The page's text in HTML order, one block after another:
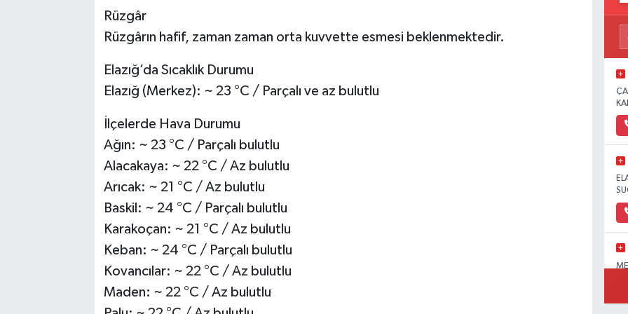
Rüzgâr
Rüzgârın hafif, zaman zaman orta kuvvette esmesi beklenmektedir.
Elazığ’da Sıcaklık Durumu
Elazığ (Merkez): ~ 23 °C / Parçalı ve az bulutlu
İlçelerde Hava Durumu
Ağın: ~ 23 °C / Parçalı bulutlu
Alacakaya: ~ 22 °C / Az bulutlu
Arıcak: ~ 21 °C / Az bulutlu
Baskil: ~ 24 °C / Parçalı bulutlu
Karakoçan: ~ 21 °C / Az bulutlu
Keban: ~ 24 °C / Parçalı bulutlu
Kovancılar: ~ 22 °C / Az bulutlu
Maden: ~ 22 °C / Az bulutlu